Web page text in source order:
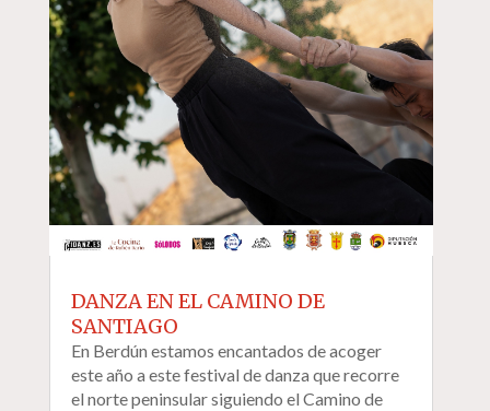
DANZA EN EL CAMINO DE
SANTIAGO
En Berdún estamos encantados de acoger
este año a este festival de danza que recorre
el norte peninsular siguiendo el Camino de